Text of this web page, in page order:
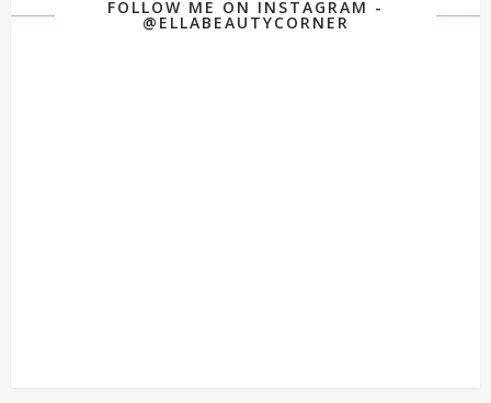
FOLLOW ME ON INSTAGRAM -
@ELLABEAUTYCORNER